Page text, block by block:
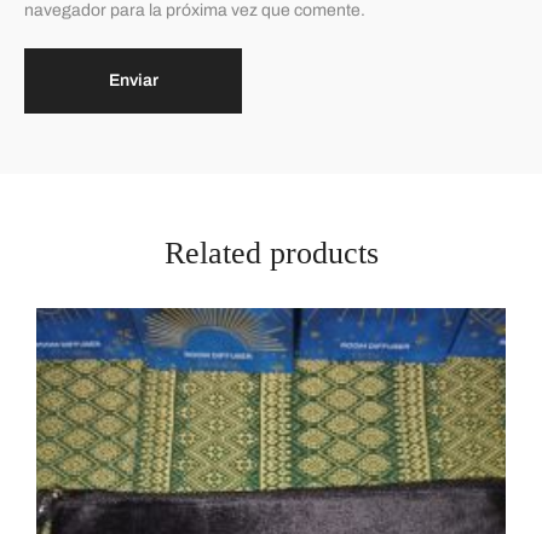
navegador para la próxima vez que comente.
Related products